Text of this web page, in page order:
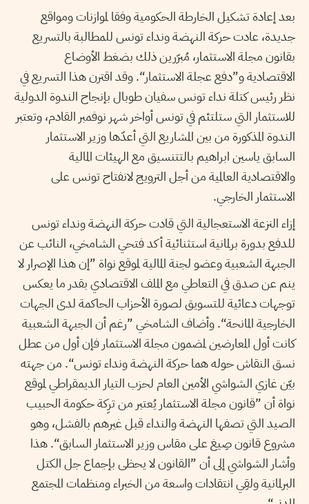
بعد إعادة تشكيل الخارطة الحكومية وفقا لموازنات ومواقع
جديدة، عادت حركة النهضة ونداء تونس للمطالبة بالتسريع
بقانون مجلة الاستثمار، مُبرّرين ذلك بضغط الأوضاع
الاقتصادية و”دفع عجلة الاستثمار“. وقد اقترن هذا التسريع في
نظر رئيس كتلة نداء تونس سفيان طوبال بإنجاح الندوة الدولية
للاستثمار التي ستلتئم في تونس أواخر شهر نوفمبر القادم، وتعتبر
الندوة المذكورة من بين المشاريع التي أعدّها وزير الاستثمار
السابق ياسين ابراهيم بالتتنسيق مع الهيئات المالية
والاقتصادية العالمية من أجل الترويج لانفتاح تونس على
الاستثمار الخارجي.
إزاء النزعة الاستعجالية التي قادت حركة النهضة ونداء تونس
للدفع بدورة برلمانية استثنائية أكد فتحي الشامخي، النائب عن
الجبهة الشعبية وعضو لجنة المالية لموقع نواة ”إن هذا الإصرار لا
ينم عن صدق في التعاطي مع الملف الاقتصادي بقدر ما يعكس
توجهات دعائية للتسويق لصورة الأحزاب الحاكمة لدى الجهات
الخارجية المانحة“. وأضاف الشامخي ”رغم أن الجبهة الشعبية
كانت أول المعارضين لمضمون مجلة الاستثمار فإن أول من عطل
نسق النقاش حوله هما حركة النهضة ونداء تونس“. من جهته
بيّن غازي الشواشي الأمين العام لحزب التيار الديمقراطي لموقع
نواة أن ”قانون مجلة الاستثمار يُعتبر من ترِكة حكومة الحبيب
الصيد التي تصفها النهضة والنداء قبل غيرهم بالفشل، وهو
مشروع قانون صِيغ على مقاس وزير الاستثمار السابق“. هذا
وأشار الشواشي إلى أن ”القانون لا يحظى بإجماع جل الكتل
البرلمانية ولقِي انتقادات واسعة من الخبراء ومنظمات المجتمع